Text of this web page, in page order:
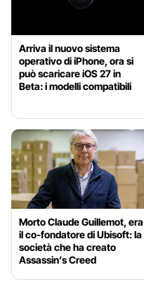
Arriva il nuovo sistema
operativo di iPhone, ora si
può scaricare iOS 27 in
Beta: i modelli compatibili
Morto Claude Guillemot, era
il co-fondatore di Ubisoft: la
società che ha creato
Assassin’s Creed